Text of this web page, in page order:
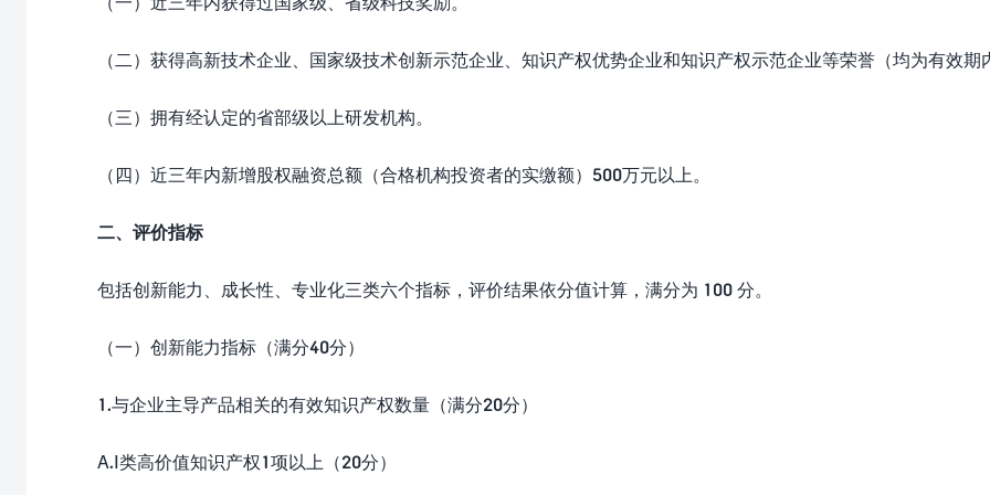
（二）获得高新技术企业、国家级技术创新示范企业、知识产权优势企业和知识产权示范企业等荣誉（均为有效期
（三）拥有经认定的省部级以上研发机构。
（四）近三年内新增股权融资总额（合格机构投资者的实缴额）500万元以上。
二、评价指标
包括创新能力、成长性、专业化三类六个指标，评价结果依分值计算，满分为 100 分。
（一）创新能力指标（满分40分）
1.与企业主导产品相关的有效知识产权数量（满分20分）
A.Ⅰ类高价值知识产权1项以上（20分）